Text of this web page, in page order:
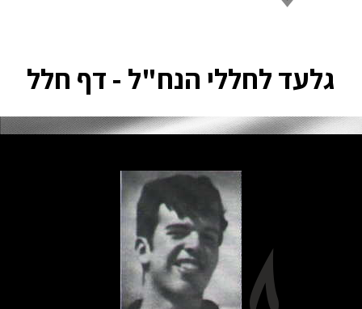
גלעד לחללי הנח"ל - דף חלל